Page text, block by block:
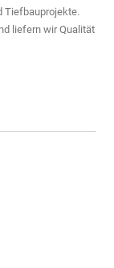
Tiefbauprojekte.
liefern wir Qualität